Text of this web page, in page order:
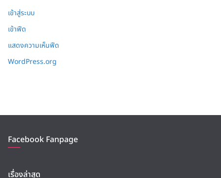
เข้าสู่ระบบ
เข้าฟีด
แสดงความเห็นฟีด
WordPress.org
Facebook Fanpage
เรื่องล่าสุด